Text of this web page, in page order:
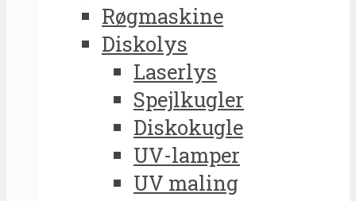
Røgmaskine
Diskolys
Laserlys
Spejlkugler
Diskokugle
UV-lamper
UV maling